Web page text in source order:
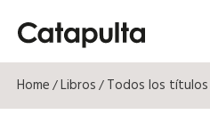
Home/Libros/Todos los títulos